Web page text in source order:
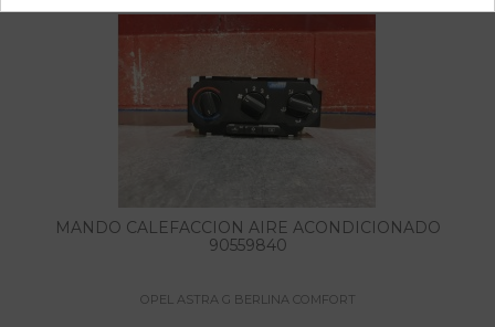
MANDO CALEFACCION AIRE ACONDICIONADO
90559840
OPEL ASTRA G BERLINA COMFORT